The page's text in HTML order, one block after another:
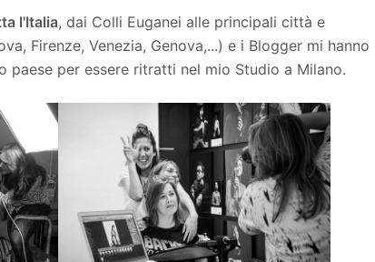
l'Italia, dai Colli Euganei alle principali città e
Firenze, Venezia, Genova,...) e i Blogger mi hanno
per essere ritratti nel mio Studio a Milano.